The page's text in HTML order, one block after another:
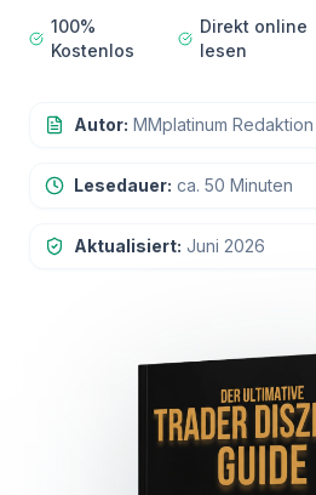
100%
Kostenlos
Direkt online
lesen
Autor: MMplatinum Redaktion
Lesedauer: ca. 50 Minuten
Aktualisiert: Juni 2026